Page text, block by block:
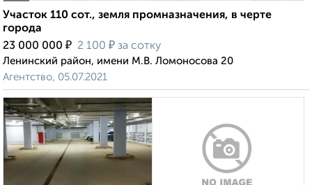
Участок 110 сот., земля промназначения, в черте
города
23 000 000 ₽ 2 100 ₽ за сотку
Ленинский район, имени М.В. Ломоносова 20
Агентство, 05.07.2021